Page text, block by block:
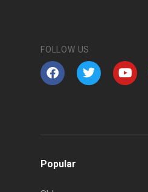
FOLLOW US
Popular